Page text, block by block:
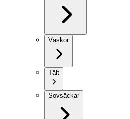
Väskor
Tält
Sovsäckar